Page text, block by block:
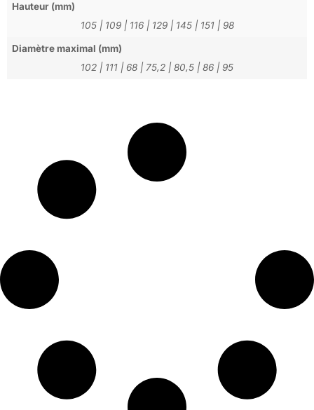
Hauteur (mm)
105| 109| 116| 129| 145| 151| 98
Diamètre maximal (mm)
102 | 111 | 68 | 75,2 | 80,5 | 86 | 95